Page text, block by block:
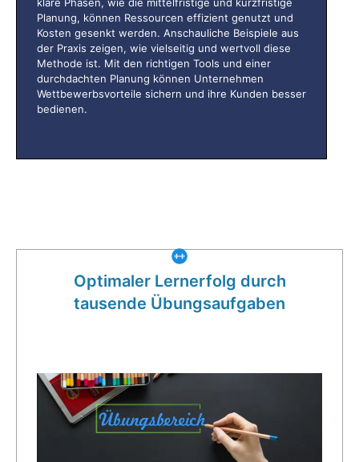
Planung, können Ressourcen effizient genutzt und
Kosten gesenkt werden. Anschauliche Beispiele aus
der Praxis zeigen, wie vielseitig und wertvoll diese
Methode ist. Mit den richtigen Tools und einer
durchdachten Planung können Unternehmen
Wettbewerbsvorteile sichern und ihre Kunden besser
bedienen.
Optimaler Lernerfolg durch
tausende Übungsaufgaben